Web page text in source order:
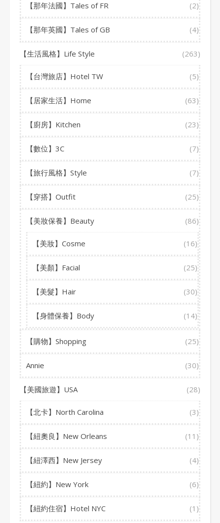
【那年法國】Tales of FR (2)
【那年英國】Tales of GB (4)
【生活風格】Life Style (263)
【台灣旅店】Hotel TW (5)
【居家生活】Home (63)
【廚房】Kitchen (23)
【數位】3C (7)
【旅行風格】Style (7)
【穿搭】Outfit (25)
【美妝保養】Beauty (86)
【美妝】Cosme (16)
【美顏】Facial (25)
【美髮】Hair (30)
【身體保養】Body (14)
【購物】Shopping (25)
Annie (30)
【美國旅遊】USA (28)
【北卡】North Carolina (3)
【紐奧良】New Orleans (11)
【紐澤西】New Jersey (4)
【紐約】New York (6)
【紐約住宿】Hotel NYC (1)